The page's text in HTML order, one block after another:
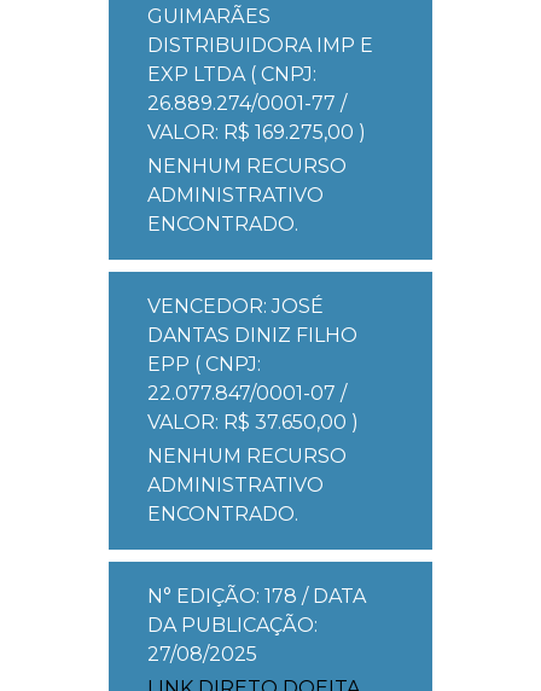
GUIMARÃES
DISTRIBUIDORA IMP E
EXP LTDA ( CNPJ:
26.889.274/0001-77 /
VALOR: R$ 169.275,00 )
NENHUM RECURSO
ADMINISTRATIVO
ENCONTRADO.
VENCEDOR: JOSÉ
DANTAS DINIZ FILHO
EPP ( CNPJ:
22.077.847/0001-07 /
VALOR: R$ 37.650,00 )
NENHUM RECURSO
ADMINISTRATIVO
ENCONTRADO.
N° EDIÇÃO: 178 / DATA
DA PUBLICAÇÃO:
27/08/2025